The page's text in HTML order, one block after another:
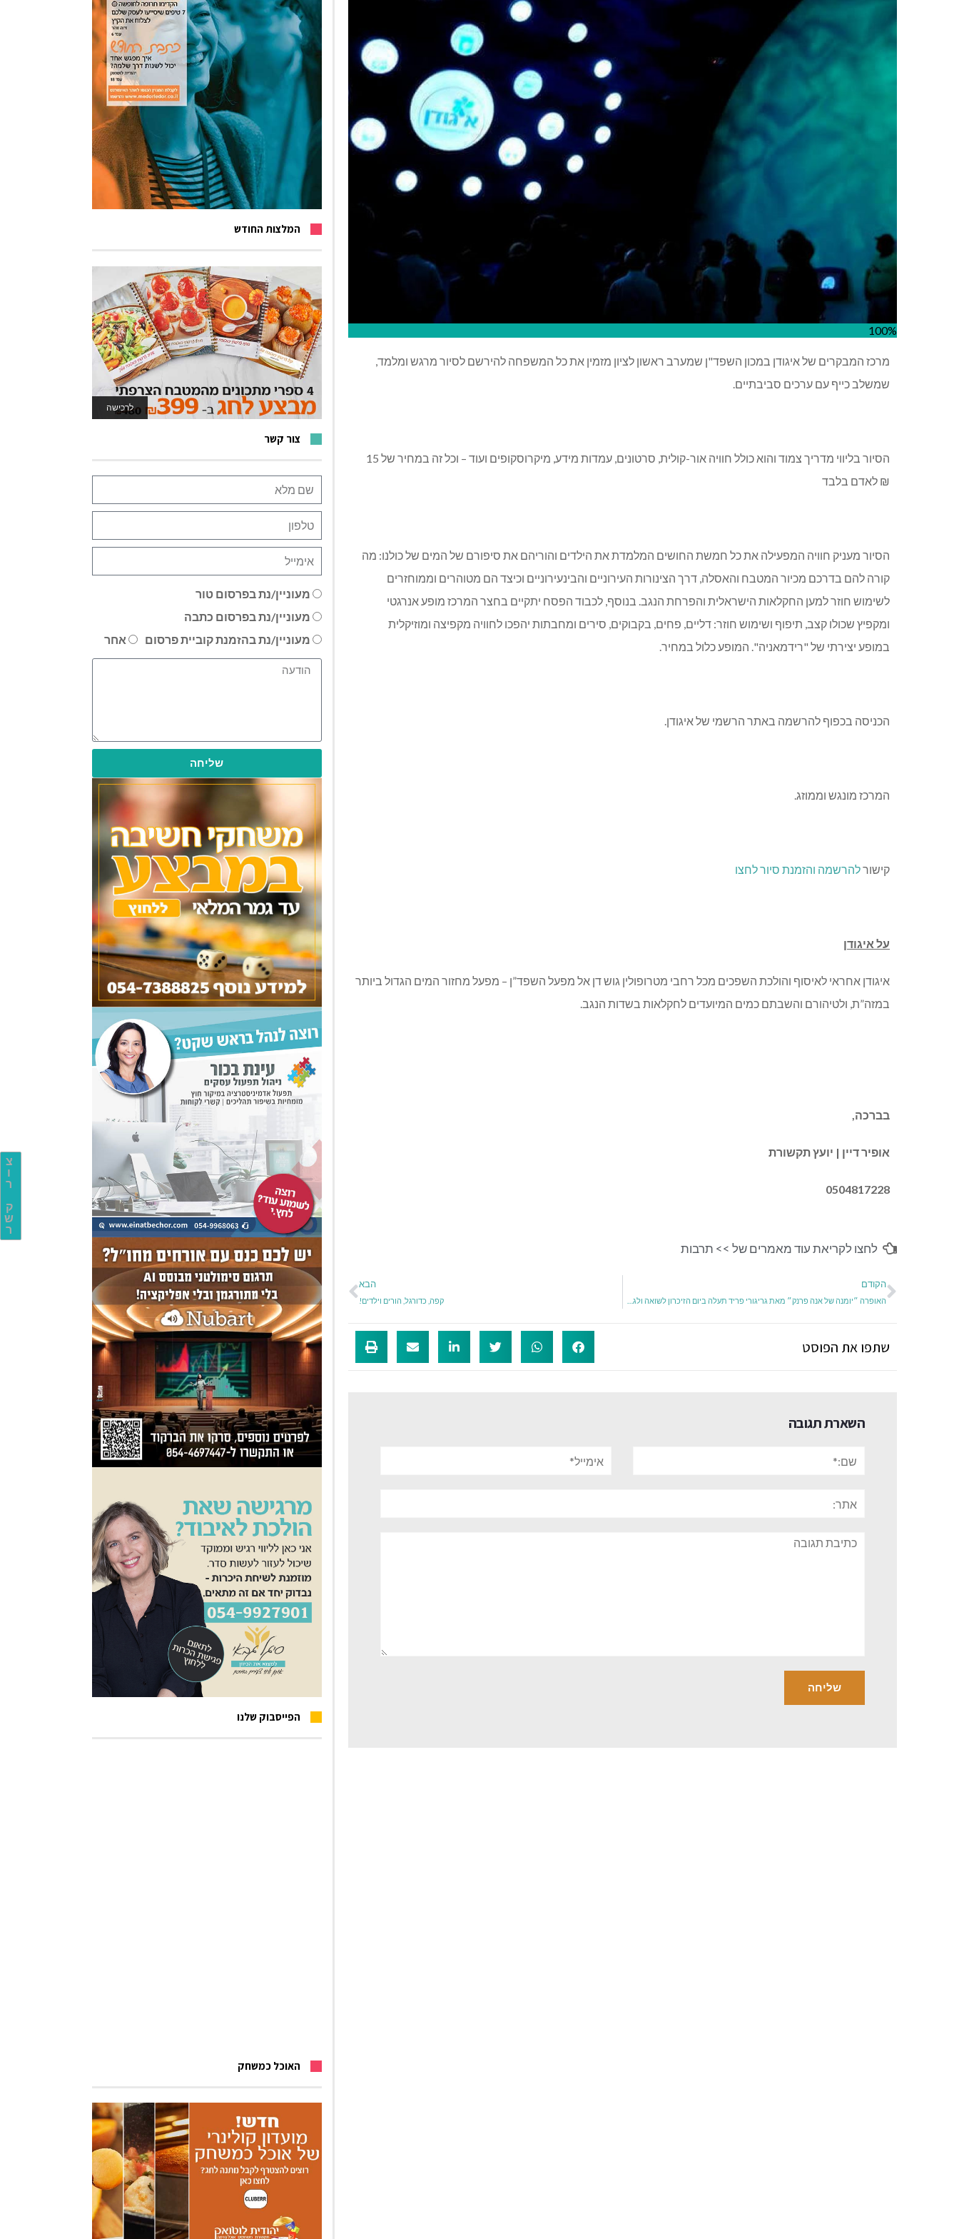
צ
ו
ר
ק
ש
ר
100%
מרכז המבקרים של איגודן במכון השפד"ן שמערב ראשון לציון מזמין את כל המשפחה להירשם לסיור מרגש ומלמד,
שמשלב כייף עם ערכים סביבתיים.
הסיור בליווי מדריך צמוד והוא כולל חוויה אור-קולית, סרטונים, עמדות מידע, מיקרוסקופים ועוד – וכל זה במחיר של 15
₪ לאדם בלבד
הסיור מעניק חוויה המפעילה את כל חמשת החושים המלמדת את הילדים והוריהם את סיפורם של המים של כולנו: מה
קורה להם בדרכם מכיור המטבח והאסלה, דרך הצינורות העירוניים והבינעירוניים וכיצד הם מטוהרים וממוחזרים
לשימוש חוזר למען החקלאות הישראלית והפרחת הנגב. בנוסף, לכבוד הפסח יתקיים בחצר המרכז מופע אנרגטי
ומקפיץ שכולו קצב, תיפוף ושימוש חוזר: דליים, פחים, בקבוקים, סירים ומחבתות יהפכו לחוויה מקפיצה ומוזיקלית
במופע יצירתי של "רידמאניה". המופע כלול במחיר.
הכניסה בכפוף להרשמה באתר הרשמי של איגודן.
המרכז מונגש וממוזג.
קישורלהרשמה והזמנת סיור לחצו
על איגודן
איגודן אחראי לאיסוף והולכת השפכים מכל רחבי מטרופולין גוש דן אל מפעל השפד”ן – מפעל מחזור המים הגדול ביותר
במזה”ת, ולטיהורם והשבתם כמים המיועדים לחקלאות בשדות הנגב.
בברכה,
אופיר דיין | יועץ תקשורת
0504817228
לחצו לקריאת עוד מאמרים של >> תרבות
הקודם הבא
קפה, כדורגל, הורים וילדים!
שתפו את הפוסט
השארת תגובה
תגובה
המלצות החודש
לרכישה
לאתר המשחקים
צור קשר
מעוניין/נת בפרסום טור
מעוניין/נת בפרסום כתבה
מעוניין/נת בהזמנת קוביית פרסום
אחר
שליחה
הפייסבוק שלנו
האוכל כמשחק